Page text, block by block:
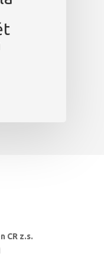
CR z.s.